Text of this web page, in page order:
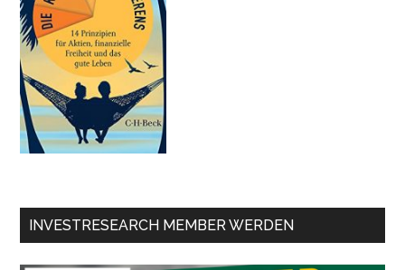
INVESTRESEARCH MEMBER WERDEN